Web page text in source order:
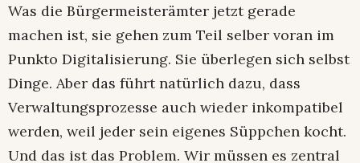
Was die Bürgermeisterämter jetzt gerade
machen ist, sie gehen zum Teil selber voran im
Punkto Digitalisierung. Sie überlegen sich selbst
Dinge. Aber das führt natürlich dazu, dass
Verwaltungsprozesse auch wieder inkompatibel
werden, weil jeder sein eigenes Süppchen kocht.
Und das ist das Problem. Wir müssen es zentral